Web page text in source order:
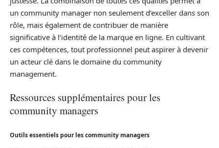
un community manager non seulement d’exceller dans son
rôle, mais également de contribuer de manière
significative à l’identité de la marque en ligne. En cultivant
ces compétences, tout professionnel peut aspirer à devenir
un acteur clé dans le domaine du community
management.
Ressources supplémentaires pour les
community managers
Outils essentiels pour les community managers